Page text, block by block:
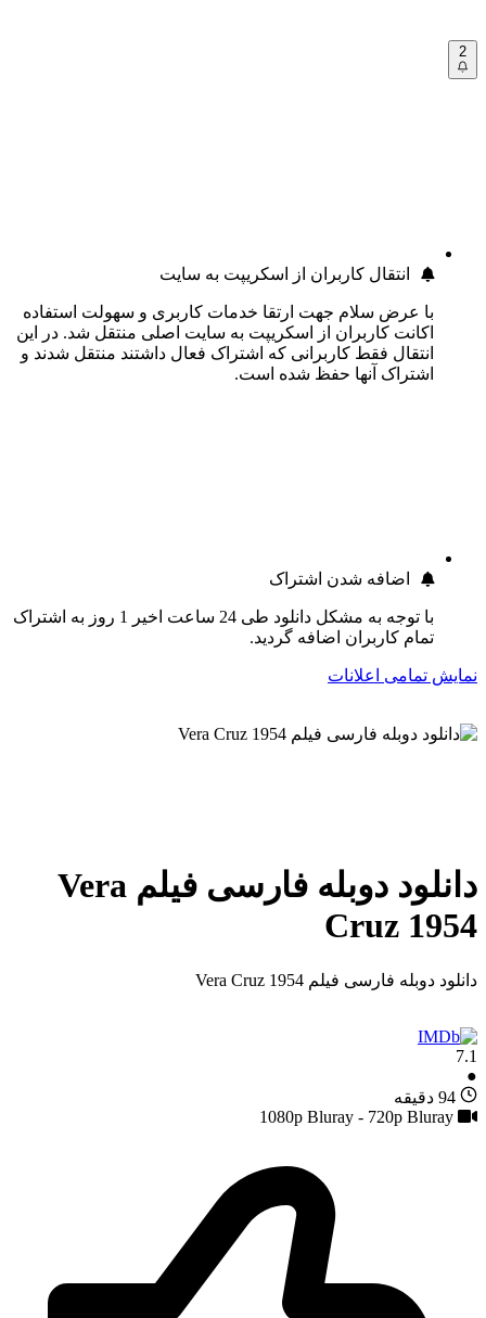
2
انتقال کاربران از اسکریپت به سایت
با عرض سلام جهت ارتقا خدمات کاربری و سهولت استفاده
اکانت کاربران از اسکریپت به سایت اصلی منتقل شد. در این
انتقال فقط کاربرانی که اشتراک فعال داشتند منتقل شدند و
اشتراک آنها حفظ شده است.
اضافه شدن اشتراک
با توجه به مشکل دانلود طی 24 ساعت اخیر 1 روز به اشتراک
تمام کاربران اضافه گردید.
نمایش تمامی اعلانات
دانلود دوبله فارسی فیلم Vera
Cruz 1954
دانلود دوبله فارسی فیلم Vera Cruz 1954
7.1
●
94 دقیقه